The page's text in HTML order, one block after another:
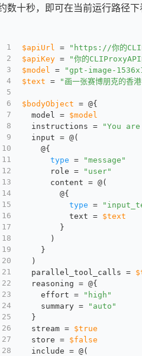
数十秒，即可在当前运行路径下
1
2
3
4
5
6
7
8
9
10
11
12
13
14
15
16
17
18
19
20
21
22
23
24
25
26
27
28
$apiUrl =
"https://你的
$apiKey =
"你的
$model
=
"gpt-image-
$text = "画一张赛博朋克的香
$bodyObject = @{
  model =
$model
  instructions =
"You
  input =
@(
@{
type =
"message"
      role =
"user"
      content =
@(
@{
type =
          text =
$text
        }
      )
    }
  )
  parallel_tool_calls =
  reasoning =
@{
    effort =
"high"
    summary =
"auto"
  }
  stream =
$true
  store =
$false
  include =
@(